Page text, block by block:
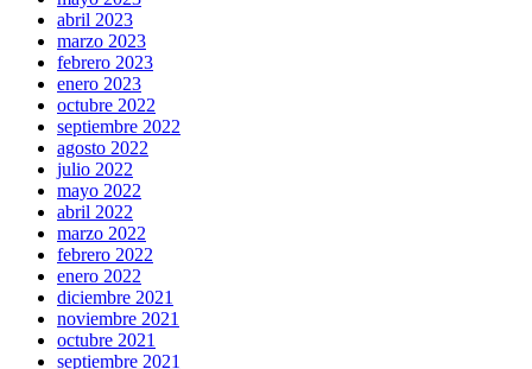
abril 2023
marzo 2023
febrero 2023
enero 2023
octubre 2022
septiembre 2022
agosto 2022
julio 2022
mayo 2022
abril 2022
marzo 2022
febrero 2022
enero 2022
diciembre 2021
noviembre 2021
octubre 2021
septiembre 2021